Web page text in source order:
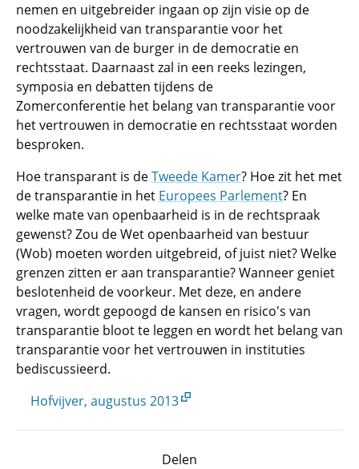
nemen en uitgebreider ingaan op zijn visie op de
noodzakelijkheid van transparantie voor het
vertrouwen van de burger in de democratie en
rechtsstaat. Daarnaast zal in een reeks lezingen,
symposia en debatten tijdens de
Zomerconferentie het belang van transparantie voor
het vertrouwen in democratie en rechtsstaat worden
besproken.
Hoe transparant is deTweede Kamer? Hoe zit het met
de transparantie in het Europees Parlement? En
welke mate van openbaarheid is in de rechtspraak
gewenst? Zou de Wet openbaarheid van bestuur
(Wob) moeten worden uitgebreid, of juist niet? Welke
grenzen zitten er aan transparantie? Wanneer geniet
beslotenheid de voorkeur. Met deze, en andere
vragen, wordt gepoogd de kansen en risico's van
transparantie bloot te leggen en wordt het belang van
transparantie voor het vertrouwen in instituties
bediscussieerd.
Hofvijver, augustus 2013
Delen